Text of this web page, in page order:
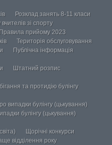
Розклад занять 8-11 класи
зі спорту
Правила прийому 2023
Територія обслуговування
Публічна інформація
Штатний розпис
та протидію булінгу
випадки булінгу (цькування)
булінгу (цькування)
Щорічні конкурси
відділення року